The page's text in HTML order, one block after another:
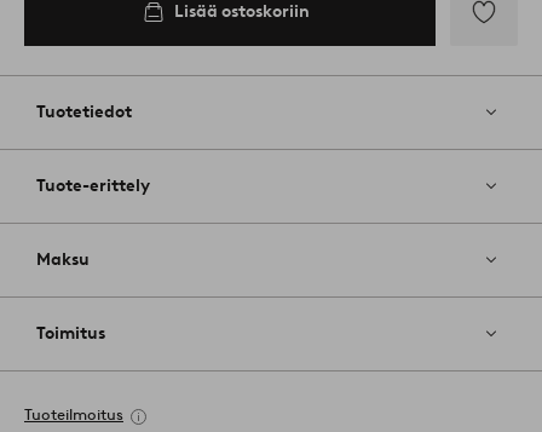
Lisää ostoskoriin
Tuotetiedot
Tuote-erittely
Maksu
Toimitus
Tuoteilmoitus